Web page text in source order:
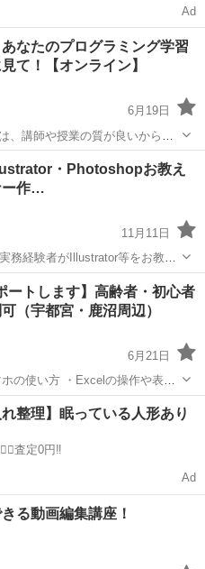
Ad
あなたのプログラミング学習
て！【オンライン】
6月19日
、講師や授業の質が良いからだ
ない講師が教えているスクール
・Photoshopお教え
ー作…
11月11日
務経験者がIllustrator等をお教え
ましたが、効率を考えますとや
実で早く！身につきます。 最終
シ
ートします】高齢者・初心者
（宇都宮・鹿沼周辺）
6月21日
の使い方 ・Excelの操作や表の
無料引き取り。 まずはお気軽に
総合
れ整理】眠っている人形あり
査定0円‼️
Ad
る動画編集講座！